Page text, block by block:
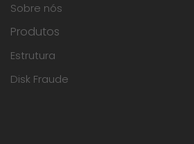
Sobre nós
Produtos
Estrutura
Disk Fraude